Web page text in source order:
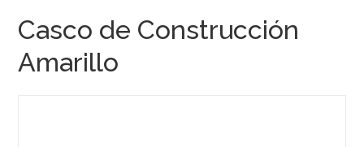
Casco de Construcción
Amarillo